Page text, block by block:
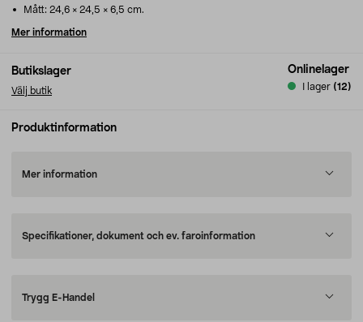
Butikslager
Välj butik
Onlinelager
I lager (12)
Mått: 24,6 × 24,5 × 6,5 cm.
Mer information
Produktinformation
Mer information
Specifikationer, dokument och ev. faroinformation
Trygg E-Handel